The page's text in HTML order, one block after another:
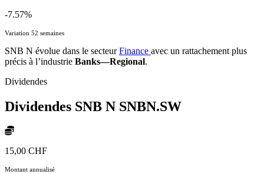
-7.57%
Variation 52 semaines
SNB N évolue dans le secteurFinance avec un rattachement plus
précis à l’industrie Banks—Regional.
Dividendes
Dividendes SNB N SNBN.SW
15,00 CHF
Montant annualisé